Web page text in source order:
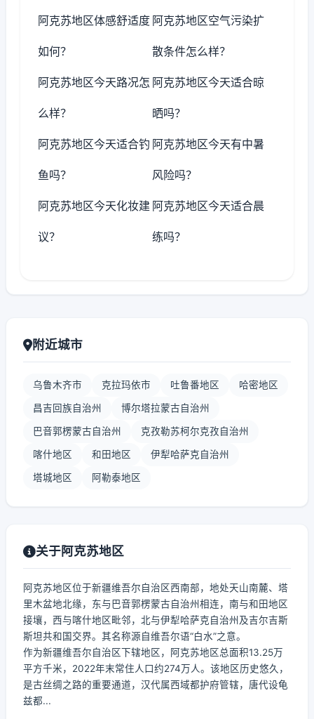
阿克苏地区体感舒适度
如何？
阿克苏地区空气污染扩
散条件怎么样？
阿克苏地区今天路况怎
么样？
阿克苏地区今天适合晾
晒吗？
阿克苏地区今天适合钓
鱼吗？
阿克苏地区今天有中暑
风险吗？
阿克苏地区今天化妆建
议？
阿克苏地区今天适合晨
练吗？
附近城市
乌鲁木齐市 克拉玛依市 吐鲁番地区 哈密地区
昌吉回族自治州 博尔塔拉蒙古自治州
巴音郭楞蒙古自治州 克孜勒苏柯尔克孜自治州
喀什地区 和田地区 伊犁哈萨克自治州
塔城地区 阿勒泰地区
关于阿克苏地区
阿克苏地区位于新疆维吾尔自治区西南部，地处天山南麓、塔
里木盆地北缘，东与巴音郭楞蒙古自治州相连，南与和田地区
接壤，西与喀什地区毗邻，北与伊犁哈萨克自治州及吉尔吉斯
斯坦共和国交界。其名称源自维吾尔语“白水”之意。
作为新疆维吾尔自治区下辖地区，阿克苏地区总面积13.25万
平方千米，2022年末常住人口约274万人。该地区历史悠久，
是古丝绸之路的重要通道，汉代属西域都护府管辖，唐代设龟
兹都...